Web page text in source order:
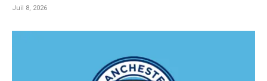
Juil 8, 2026